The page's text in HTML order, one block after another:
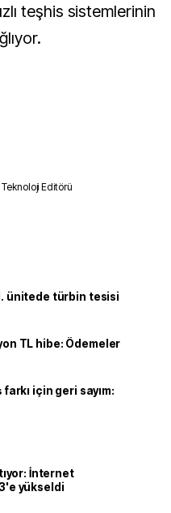
teşhis sistemlerinin
Editörü
ünitede türbin tesisi
TL hibe: Ödemeler
için geri sayım:
İnternet
yükseldi